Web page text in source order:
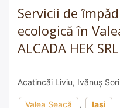
Servicii de
ecologică în
ALCADA HEK SRL
Acatincăi Liviu, Ivănuș
Valea Seacă , Iași